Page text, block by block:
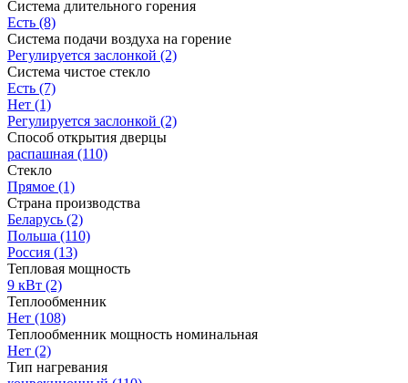
Система длительного горения
Есть (8)
Система подачи воздуха на горение
Регулируется заслонкой (2)
Система чистое стекло
Есть (7)
Нет (1)
Регулируется заслонкой (2)
Способ открытия дверцы
распашная (110)
Стекло
Прямое (1)
Страна производства
Беларусь (2)
Польша (110)
Россия (13)
Тепловая мощность
9 кВт (2)
Теплообменник
Нет (108)
Теплообменник мощность номинальная
Нет (2)
Тип нагревания